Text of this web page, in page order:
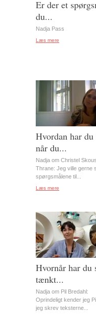
Er der et
du...
Nadja Pass
Læs mere
Hvordan har du
når du...
Nadja om Christel
Thrane: Jeg ville gerne
spørgsmålene til...
Læs mere
Hvornår har du
tænkt...
Nadja om Pil Bredahl:
Oprindeligt kender jeg
jeg skrev teksterne...